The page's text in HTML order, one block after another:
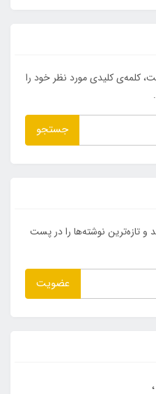
کلمه‌ی کلیدی مورد نظر خود را
جستجو
تازه‌ترین نوشته‌ها را در پست
عضویت